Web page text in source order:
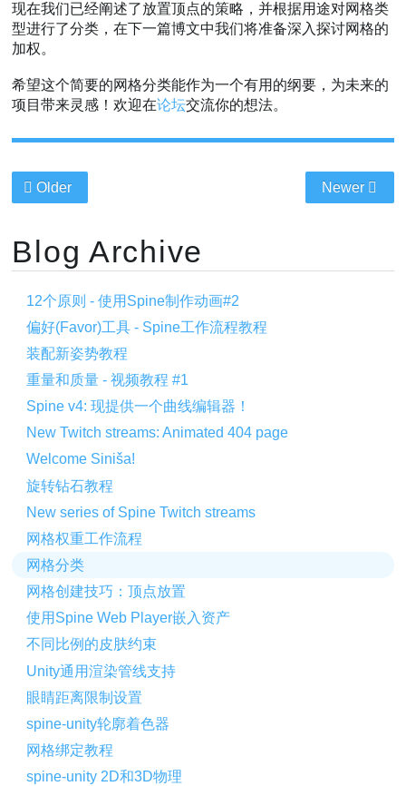
现在我们已经阐述了放置顶点的策略，并根据用途对网格类
型进行了分类，在下一篇博文中我们将准备深入探讨网格的
加权。
希望这个简要的网格分类能作为一个有用的纲要，为未来的
项目带来灵感！欢迎在论坛交流你的想法。
Older Newer
Blog Archive
12个原则 - 使用Spine制作动画#2
偏好(Favor)工具 - Spine工作流程教程
装配新姿势教程
重量和质量 - 视频教程 #1
Spine v4: 现提供一个曲线编辑器！
New Twitch streams: Animated 404 page
Welcome Siniša!
旋转钻石教程
New series of Spine Twitch streams
网格权重工作流程
网格分类
网格创建技巧：顶点放置
使用Spine Web Player嵌入资产
不同比例的皮肤约束
Unity通用渲染管线支持
眼睛距离限制设置
spine-unity轮廓着色器
网格绑定教程
spine-unity 2D和3D物理